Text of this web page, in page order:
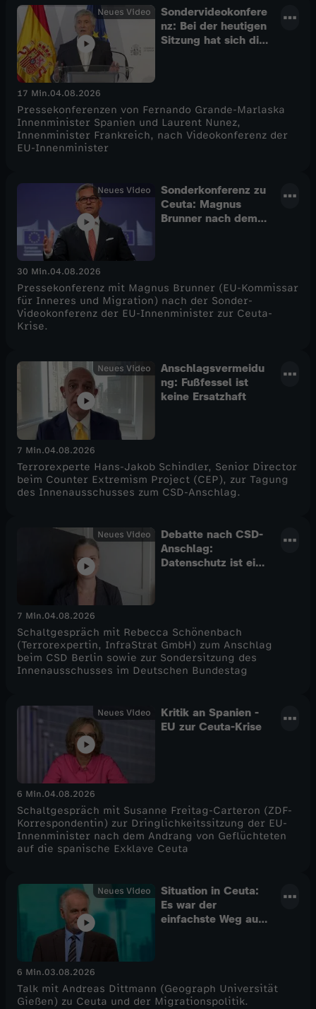
Neues Video
Sondervideokonfere
nz: Bei der heutigen
Sitzung hat sich die
17 Min.04.08.2026
Pressekonferenzen von Fernando Grande-Marlaska
Innenminister Spanien und Laurent Nunez,
Innenminister Frankreich, nach Videokonferenz der
EU-Innenminister
Neues Video
Sonderkonferenz zu
Ceuta: Magnus
Brunner nach dem
30 Min.04.08.2026
Pressekonferenz mit Magnus Brunner (EU-Kommissar
für Inneres und Migration) nach der Sonder-
Videokonferenz der EU-Innenminister zur Ceuta-
Krise.
Neues Video
Anschlagsvermeidu
ng: Fußfessel ist
keine Ersatzhaft
7 Min.04.08.2026
Terrorexperte Hans-Jakob Schindler, Senior Director
beim Counter Extremism Project (CEP), zur Tagung
des Innenausschusses zum CSD-Anschlag.
Neues Video
Debatte nach CSD-
Anschlag:
Datenschutz ist ein
7 Min.04.08.2026
Schaltgespräch mit Rebecca Schönenbach
(Terrorexpertin, InfraStrat GmbH) zum Anschlag
beim CSD Berlin sowie zur Sondersitzung des
Innenausschusses im Deutschen Bundestag
Neues Video
Kritik an Spanien -
EU zur Ceuta-Krise
6 Min.04.08.2026
Schaltgespräch mit Susanne Freitag-Carteron (ZDF-
Korrespondentin) zur Dringlichkeitssitzung der EU-
Innenminister nach dem Andrang von Geflüchteten
auf die spanische Exklave Ceuta
Neues Video
Situation in Ceuta:
Es war der
einfachste Weg aus
6 Min.03.08.2026
Talk mit Andreas Dittmann (Geograph Universität
Gießen) zu Ceuta und der Migrationspolitik.